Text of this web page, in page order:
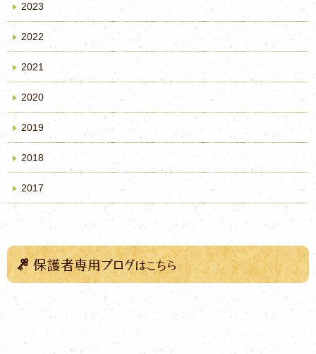
2023
2022
2021
2020
2019
2018
2017